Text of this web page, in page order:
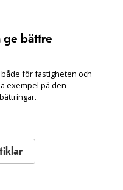
ge bättre
för fastigheten och
exempel på den